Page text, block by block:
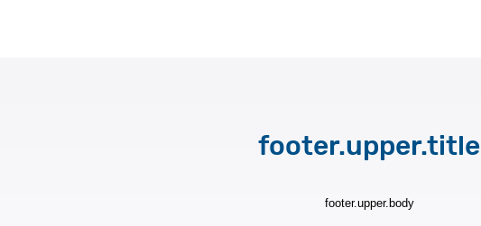
footer.upper.title
footer.upper.body